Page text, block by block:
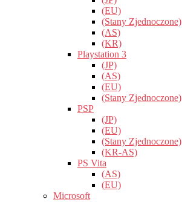
(EU)
(Stany Zjednoczone)
(AS)
(KR)
Playstation 3
(JP)
(AS)
(EU)
(Stany Zjednoczone)
PSP
(JP)
(EU)
(Stany Zjednoczone)
(KR-AS)
PS Vita
(AS)
(EU)
Microsoft